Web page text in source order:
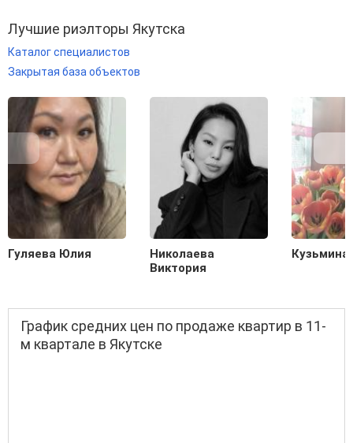
Лучшие риэлторы Якутска
Каталог специалистов
Закрытая база объектов
Гуляева Юлия
Николаева
Виктория
Кузьмина
График средних цен по продаже квартир в 11-
м квартале в Якутске